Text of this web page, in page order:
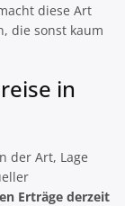
diese Art
die sonst kaum
in
der Art, Lage
Erträge derzeit